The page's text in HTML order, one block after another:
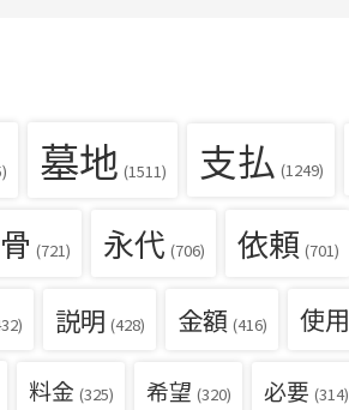
墓地 (1511) 支払 (1249)
(721) 永代 (706) 依頼 (701)
説明 (428) 金額 (416) 使用
料金 (325) 希望 (320) 必要 (314)